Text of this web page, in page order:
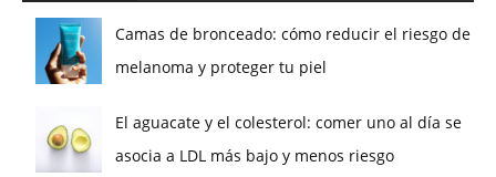
Camas de bronceado: cómo reducir el riesgo de
melanoma y proteger tu piel
El aguacate y el colesterol: comer uno al día se
asocia a LDL más bajo y menos riesgo